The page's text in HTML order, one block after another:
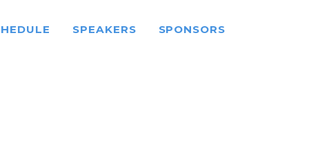
SPEAKERS SPONSORS